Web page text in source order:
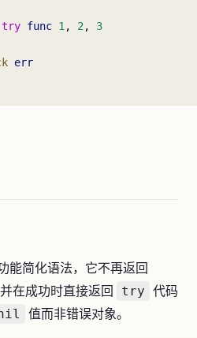
try func 1 , 2, 3
err
能简化语法，它不再返回
在成功时直接返回 try 代码
值而非错误对象。